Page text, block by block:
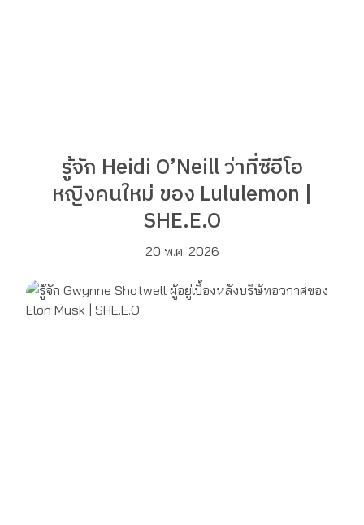
รู้จัก Heidi O’Neill ว่าที่ซีอีโอ
หญิงคนใหม่ ของ Lululemon |
SHE.E.O
20 พ.ค. 2026